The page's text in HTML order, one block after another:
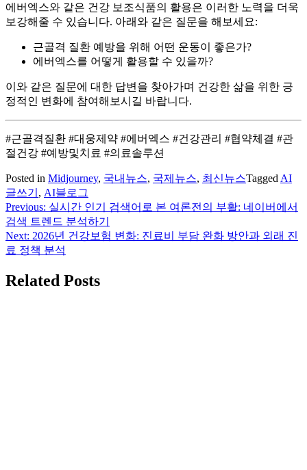
에버엑스와 같은 건강 보조식품의 활용은 이러한 노력을 더욱
보강해줄 수 있습니다. 아래와 같은 질문을 해보세요:
근골격 질환 예방을 위해 어떤 운동이 좋은가?
에버엑스를 어떻게 활용할 수 있을까?
이와 같은 질문에 대한 답변을 찾아가며 건강한 삶을 위한 긍
정적인 변화에 참여해보시길 바랍니다.
#근골격질환 #대웅제약 #에버엑스 #건강관리 #협약체결 #관
절건강 #예방및치료 #의료솔루션
Posted in Midjourney, 국내뉴스, 국제뉴스, 최신뉴스Tagged AI
글쓰기 , AI블로그
글
탐
색
Previous: 실시간 인기 검색어로 본 여론전의 부활: 네이버에서
검색 트렌드 분석하기
Next: 2026년 건강보험 변화: 진료비 부담 완화 방안과 외래 진
료 정책 분석
Related Posts